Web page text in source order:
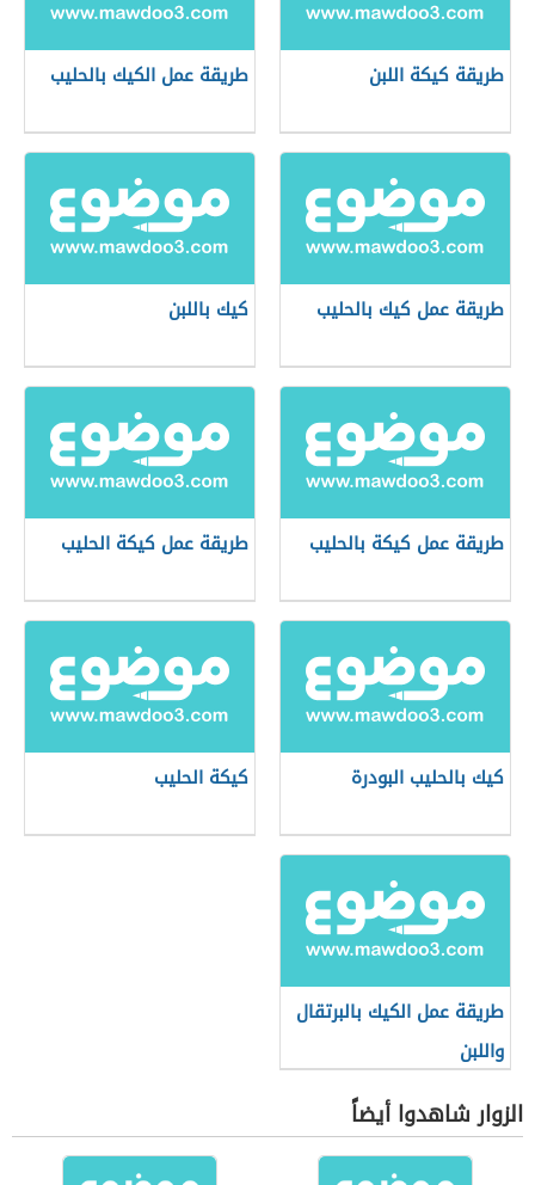
طريقة كيكة اللبن طريقة عمل الكيك بالحليب
طريقة عمل كيك بالحليب كيك باللبن
طريقة عمل كيكة بالحليب طريقة عمل كيكة الحليب
كيك بالحليب البودرة كيكة الحليب
طريقة عمل الكيك بالبرتقال
واللبن
الزوار شاهدوا أيضاً